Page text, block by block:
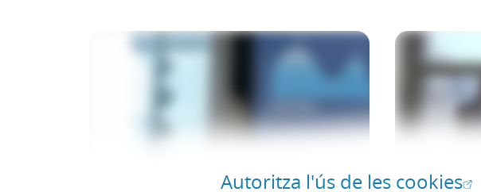
Autoritza l'ús de les cookies